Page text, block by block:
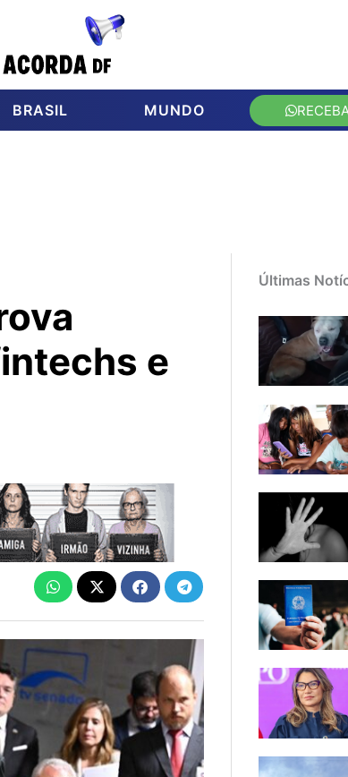
BRASIL MUNDO
e
Últimas